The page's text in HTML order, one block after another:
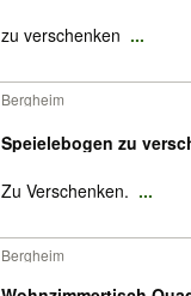
zu verschenken ...
Bergheim
Speielebogen zu
Zu Verschenken. ...
Bergheim